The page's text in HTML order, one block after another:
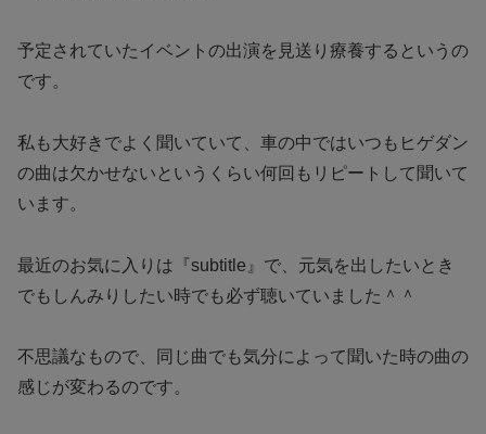
予定されていたイベントの出演を見送り療養するというの
です。
私も大好きでよく聞いていて、車の中ではいつもヒゲダン
の曲は欠かせないというくらい何回もリピートして聞いて
います。
最近のお気に入りは『subtitle』で、元気を出したいとき
でもしんみりしたい時でも必ず聴いていました＾＾
不思議なもので、同じ曲でも気分によって聞いた時の曲の
感じが変わるのです。